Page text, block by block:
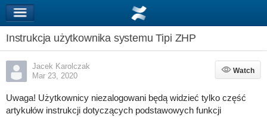
Instrukcja użytkownika systemu Tipi ZHP
Jacek Karolczak
Mar 23, 2020
Watch
Watch
Uwaga! Użytkownicy niezalogowani będą widzieć tylko część
artykułów instrukcji dotyczących podstawowych funkcji